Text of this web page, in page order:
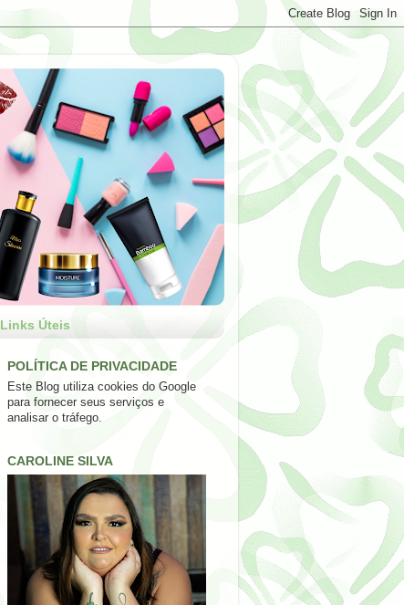
Links Úteis
POLÍTICA DE PRIVACIDADE
Este Blog utiliza cookies do Google
para fornecer seus serviços e
analisar o tráfego.
CAROLINE SILVA